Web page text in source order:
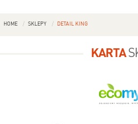
HOME SKLEPY DETAIL KING
KARTA